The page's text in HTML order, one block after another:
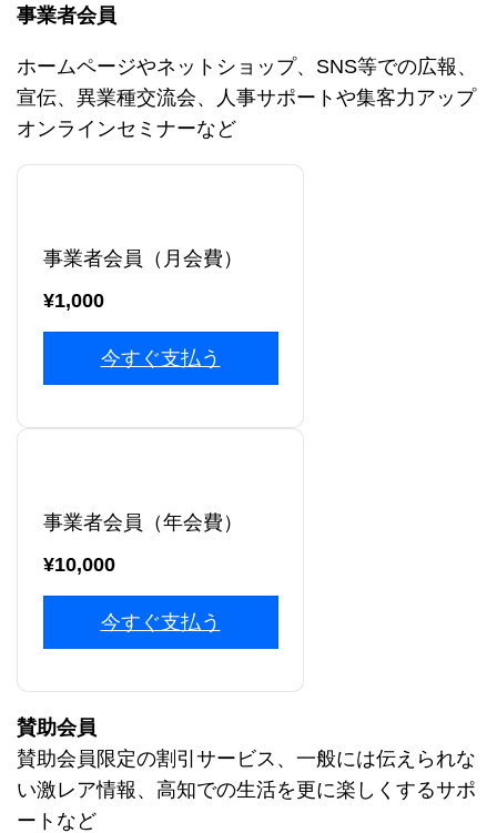
事業者会員
ホームページやネットショップ、SNS等での広報、
宣伝、異業種交流会、人事サポートや集客力アップ
オンラインセミナーなど
事業者会員（月会費）
¥1,000
今すぐ支払う
事業者会員（年会費）
¥10,000
今すぐ支払う
賛助会員
賛助会員限定の割引サービス、一般には伝えられな
い激レア情報、高知での生活を更に楽しくするサポ
ートなど